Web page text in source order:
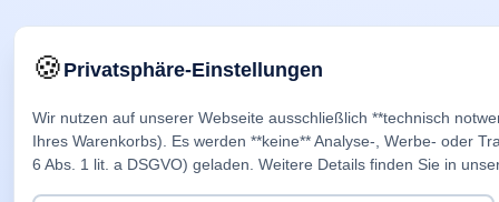
🍪Privatsphäre-Einstellungen
Wir nutzen auf unserer Webseite ausschließlich **technisch
Ihres Warenkorbs). Es werden **keine** Analyse-, Werbe- oder
6 Abs. 1 lit. a DSGVO) geladen. Weitere Details finden Sie in